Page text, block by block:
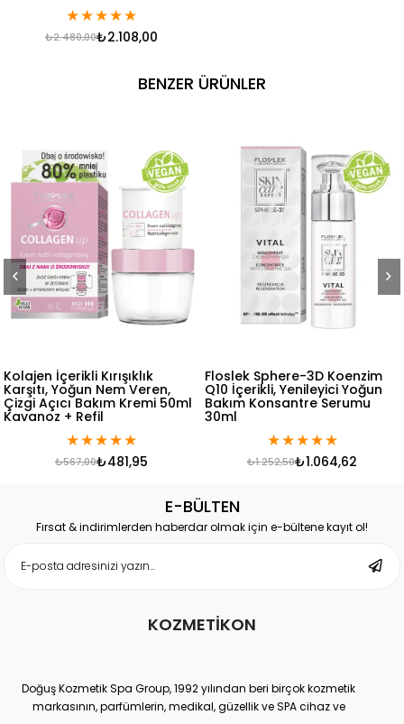
★★★★★
₺2.108,00
₺2.480,00
BENZER ÜRÜNLER
Veren,
Kremi 50ml
Floslek Sphere-3D Koenzim
Q10 İçerikli, Yenileyici Yoğun
Bakım Konsantre Serumu
30ml
₺1.252,50
Floslek Sarkma
Veren Gece
Kremi 50 ml
₺567,00
E-BÜLTEN
Fırsat & indirimlerden haberdar olmak için e-bültene kayıt ol!
KOZMETİKON
Doğuş Kozmetik Spa Group, 1992 yılından beri birçok kozmetik
markasının, parfümlerin, medikal, güzellik ve SPA cihaz ve